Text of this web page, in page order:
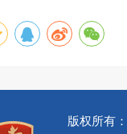
版权所有